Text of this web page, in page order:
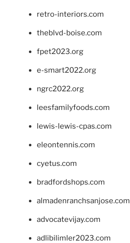
retro-interiors.com
theblvd-boise.com
fpet2023.org
e-smart2022.org
ngrc2022.org
leesfamilyfoods.com
lewis-lewis-cpas.com
eleontennis.com
cyetus.com
bradfordshops.com
almadenranchsanjose.com
advocatevijay.com
adlibilimler2023.com